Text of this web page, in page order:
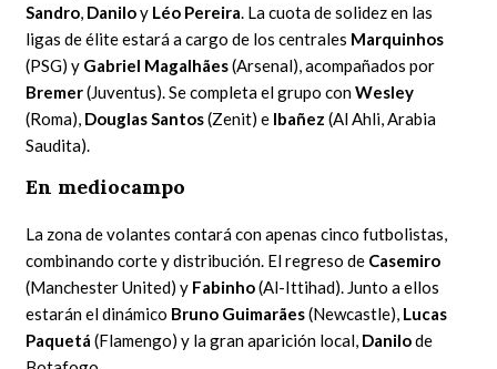
Sandro, Daniloy Léo Pereira. La cuota de solidez en las
ligas de élite estará a cargo de los centrales Marquinhos
(PSG) y Gabriel Magalhães(Arsenal), acompañados por
Bremer(Juventus). Se completa el grupo conWesley
(Roma), Douglas Santos(Zenit) e Ibañez (Al Ahli, Arabia
Saudita).
En mediocampo
La zona de volantes contará con apenas cinco futbolistas,
combinando corte y distribución. El regreso de Casemiro
(Manchester United) y Fabinho(Al-Ittihad). Junto a ellos
estarán el dinámico Bruno Guimarães(Newcastle), Lucas
Paquetá (Flamengo) y la gran aparición local, Danilode